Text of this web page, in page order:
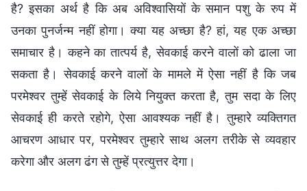
है? इसका अर्थ है कि अब अविश्वासियों के समान पशु के रुप में
उनका पुनर्जन्म नहीं होगा। क्या यह अच्छा है? हां, यह एक अच्छा
समाचार है। कहने का तात्पर्य है, सेवकाई करने वालों को ढाला जा
सकता है। सेवकाई करने वालों के मामले में ऐसा नहीं है कि जब
परमेश्वर तुम्हें सेवकाई के लिये नियुक्त करता है, तुम सदा के लिए
सेवकाई ही करते रहोगे, ऐसा आवश्यक नहीं है। तुम्हारे व्यक्तिगत
आचरण आधार पर, परमेश्वर तुम्हारे साथ अलग तरीके से व्यवहार
करेगा और अलग ढंग से तुम्हें प्रत्युत्तर देगा।